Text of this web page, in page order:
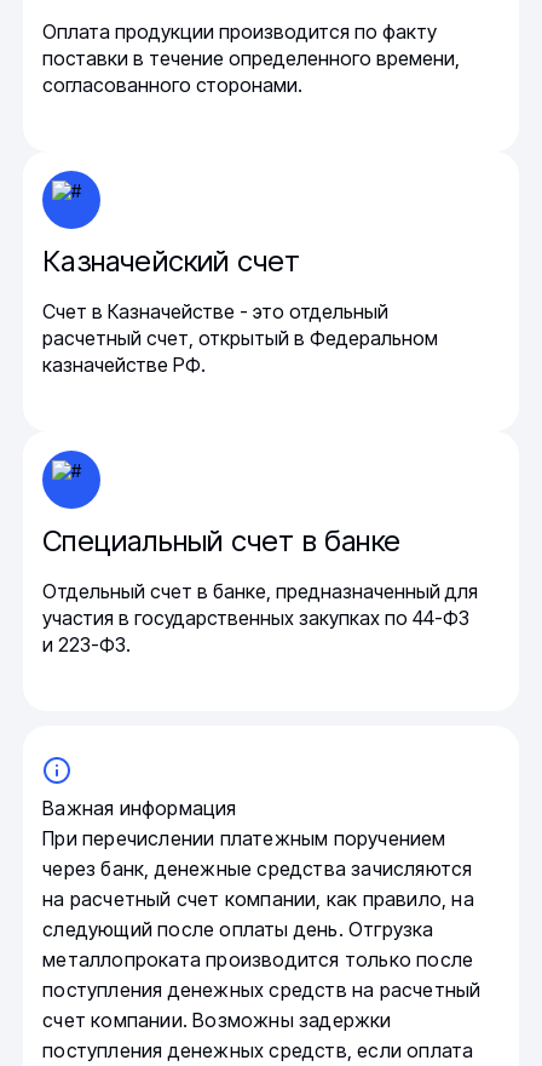
Оплата продукции производится по факту
поставки в течение определенного времени,
согласованного сторонами.
Казначейский счет
Счет в Казначействе - это отдельный
расчетный счет, открытый в Федеральном
казначействе РФ.
Специальный счет в банке
Отдельный счет в банке, предназначенный для
участия в государственных закупках по 44-ФЗ
и 223-ФЗ.
Важная информация
При перечислении платежным поручением
через банк, денежные средства зачисляются
на расчетный счет компании, как правило, на
следующий после оплаты день. Отгрузка
металлопроката производится только после
поступления денежных средств на расчетный
счет компании. Возможны задержки
поступления денежных средств, если оплата